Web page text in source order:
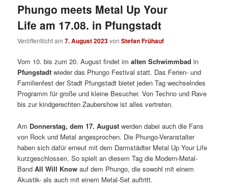
Phungo meets Metal Up Your
Life am 17.08. in Pfungstadt
Veröffentlicht am7. August 2023vonStefan Frühauf
Vom 10. bis zum 20. August findet imalten Schwimmbad in
Pfungstadt wieder das Phungo Festival statt. Das Ferien- und
Familienfest der Stadt Pfungstadt bietet jeden Tag wechselndes
Programm für große und kleine Besucher. Von Techno und Rave
bis zur kindgerechten Zaubershow ist alles vertreten.
Am Donnerstag, dem 17. August werden dabei auch die Fans
von Rock und Metal angesprochen. Die Phungo-Veranstalter
haben sich dafür erneut mit dem Darmstädter Metal Up Your Life
kurzgeschlossen. So spielt an diesem Tag die Modern-Metal-
BandAll Will Know auf dem Phungo, die sowohl mit einem
Akustik- als auch mit einem Metal-Set auftritt.